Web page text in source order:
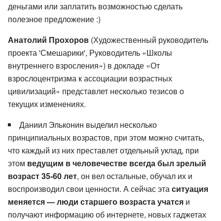
деньгами или заплатить возможностью сделать
полезное предложение :)
Анатолий Прохоров (Художественный руководитель
проекта 'Смешарики', Руководитель «Школы
внутреннего взросления») в докладе «От
взрослоцентризма к ассоциации возрастных
цивилизаций» представлет несколько тезисов о
текущих изменениях.
Даниил Эльконин выделил несколько
принципиальных возрастов, при этом можно считать,
что каждый из них преставлет отдельный уклад, при
этом ведущим в человечестве всегда был зрелый
возраст 35-60 лет, он вел остальные, обучал их и
воспроизводил свои ценности. А сейчас этаситуация
меняется — люди старшего возраста учатся и
получают информацию об интернете, новых гаджетах